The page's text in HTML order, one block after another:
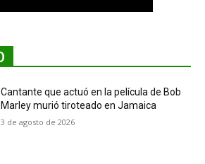
Cantante que actuó en la película de Bob
Marley murió tiroteado en Jamaica
3 de agosto de 2026